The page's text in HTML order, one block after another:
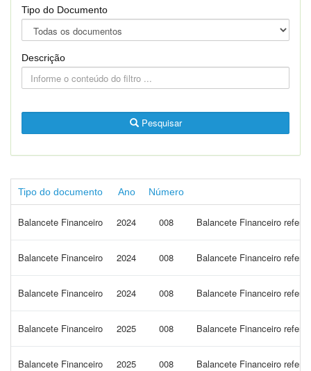
Tipo do Documento
Descrição
Pesquisar
Tipo do documento Ano Número
Balancete Financeiro 2024 008 Balancete Financeiro
Balancete Financeiro 2024 008 Balancete Financeiro
Balancete Financeiro 2024 008 Balancete Financeiro
Balancete Financeiro 2025 008 Balancete Financeiro
Balancete Financeiro 2025 008 Balancete Financeiro